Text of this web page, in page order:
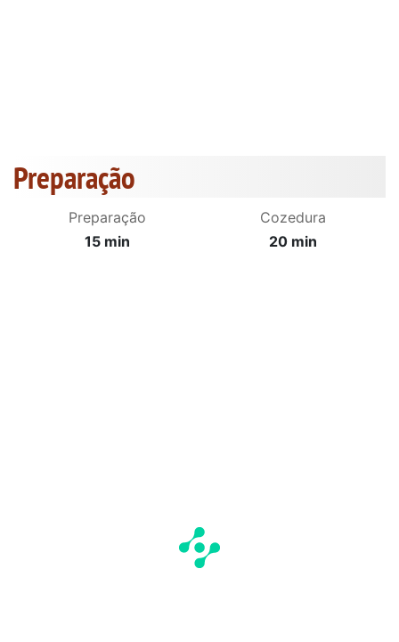
Preparação
Preparação
15 min
Cozedura
20 min